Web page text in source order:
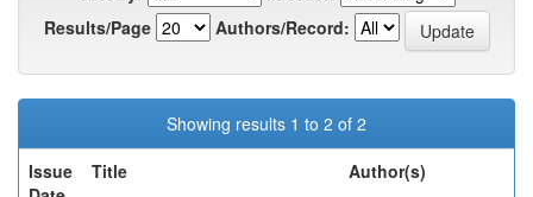
Results/Page
Authors/Record:
Showing results 1 to 2 of 2
Issue
Title Author(s)